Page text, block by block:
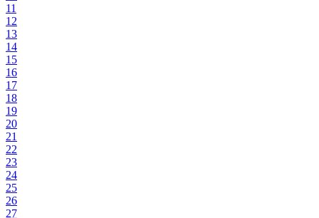
11
12
13
14
15
16
17
18
19
20
21
22
23
24
25
26
27